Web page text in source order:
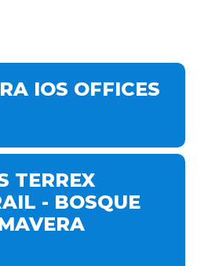
IOS OFFICES
TERREX
- BOSQUE